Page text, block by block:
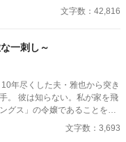
の「僕」はそのママの依存が
な生活を当たり前のことと考
疑わず、ママも戸惑いながら
ママも僕もそうした行為が少
は理解しているが、ママとの
ながらも続く「ママと中学生
文字数：42,816
一刺し～
年尽くした夫・雅也から突き
。 彼は知らない。私が家を飛
グス」の令嬢であることを。
調印式の相手が、私の実父で
たサレ妻による、容赦なき
文字数：3,693